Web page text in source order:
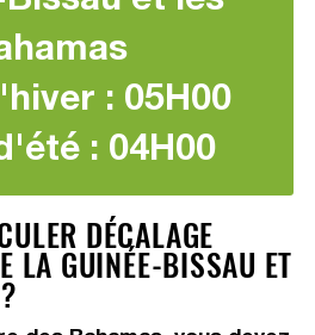
: 05H00
: 04H00
DÉCALAGE
LA GUINÉE-BISSAU ET